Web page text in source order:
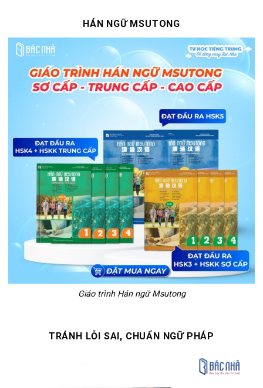
HÁN NGỮ MSUTONG
Giáo trình Hán ngữ Msutong
TRÁNH LỖI SAI, CHUẨN NGỮ PHÁP